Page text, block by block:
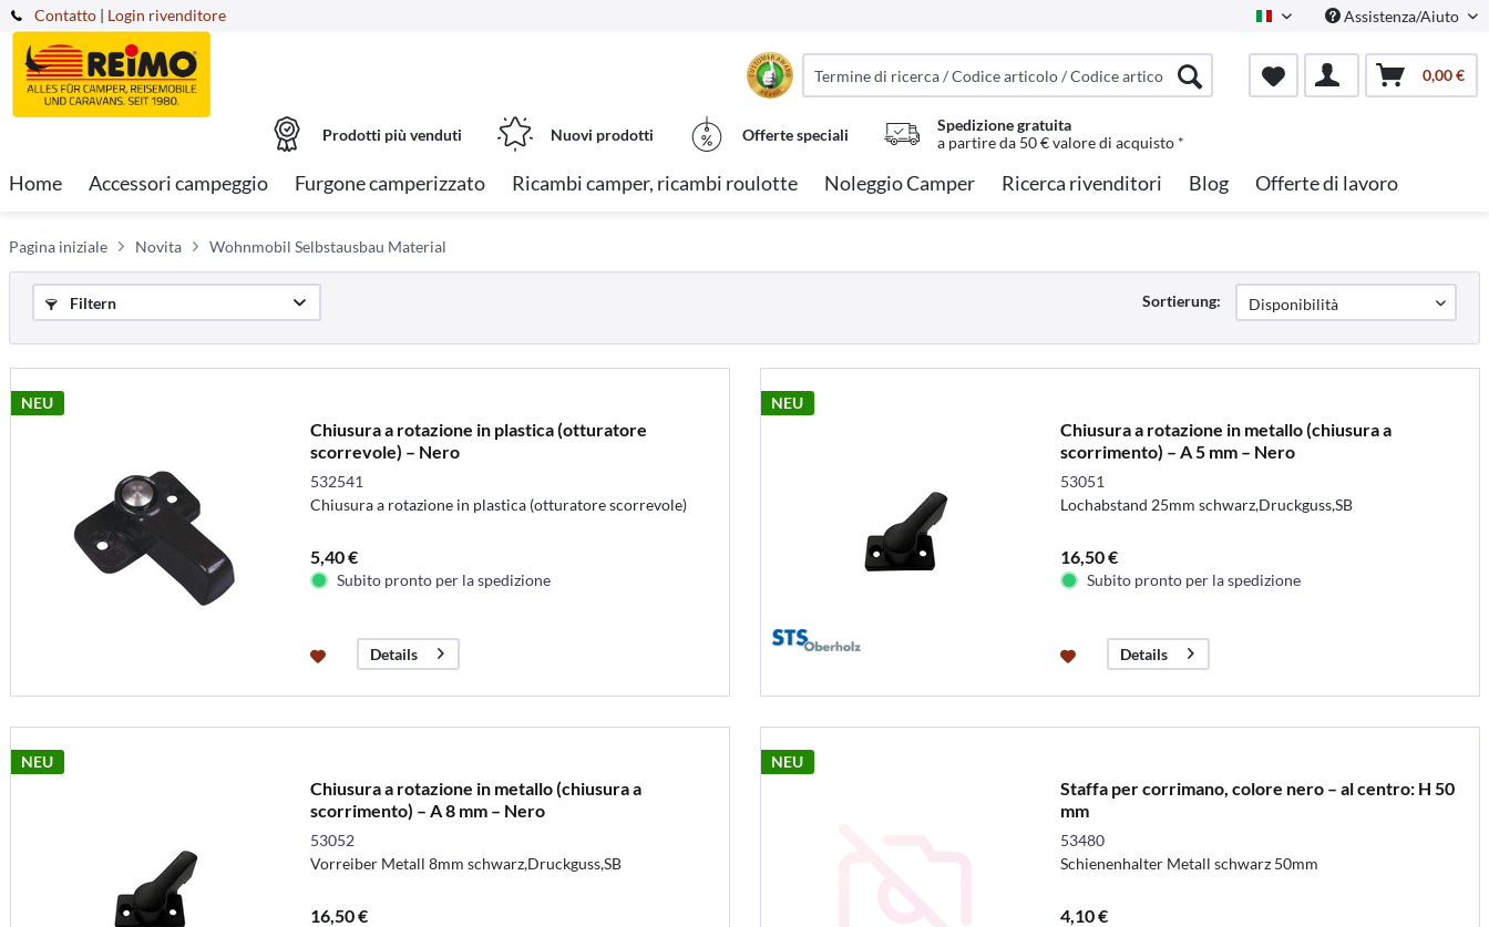
Contatto Italian Assistenza/Aiuto
| Login rivenditore
0,00 €
Prodotti più venduti Nuovi prodotti Offerte speciali
Spedizione gratuita
a partire da 50 € valore di acquisto *
Home Accessori campeggio Furgone camperizzato Ricambi camper, ricambi roulotte Noleggio Camper Ricerca rivenditori Blog Offerte di lavoro
Pagina iniziale Novita Wohnmobil Selbstausbau Material
Filtern Sortierung:
NEU
Chiusura a rotazione in plastica (otturatore
scorrevole) – Nero
532541
Chiusura a rotazione in plastica (otturatore scorrevole)
5,40 €
Subito pronto per la spedizione
Details
NEU
Chiusura a rotazione in metallo (chiusura a
scorrimento) – A 5 mm – Nero
53051
Lochabstand 25mm schwarz,Druckguss,SB
16,50 €
Subito pronto per la spedizione
Details
NEU
Chiusura a rotazione in metallo (chiusura a
scorrimento) – A 8 mm – Nero
53052
Vorreiber Metall 8mm schwarz,Druckguss,SB
16,50 €
NEU
Staffa per corrimano, colore nero – al centro: H 50
mm
53480
Schienenhalter Metall schwarz 50mm
4,10 €